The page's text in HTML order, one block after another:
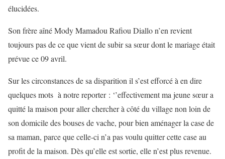
élucidées.
Son frère aîné Mody Mamadou Rafiou Diallo n’en revient
toujours pas de ce que vient de subir sa sœur dont le mariage était
prévue ce 09 avril.
Sur les circonstances de sa disparition il s’est efforcé à en dire
quelques mots à notre reporter : ‘’effectivement ma jeune sœur a
quitté la maison pour aller chercher à côté du village non loin de
son domicile des bouses de vache, pour bien aménager la case de
sa maman, parce que celle-ci n’a pas voulu quitter cette case au
profit de la maison. Dès qu’elle est sortie, elle n’est plus revenue.